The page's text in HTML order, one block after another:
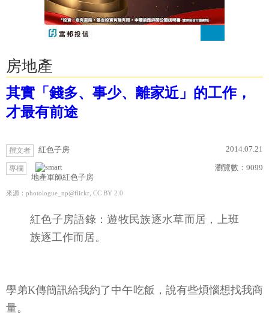
房地產
其實「錢多、事少、離家近」的工作，
才最有前途
撰文者 紅色子房 2014.07.21
專欄
地產軍師紅色子房
瀏覽數： 9099
來源：photologue_np@flickr, CC BY 2.0
紅色子房語錄：遊牧民族逐水草而居，上班
族逐工作而居。
學弟K傳簡訊給我約了中午吃飯，說有些煩惱想找我商
量。